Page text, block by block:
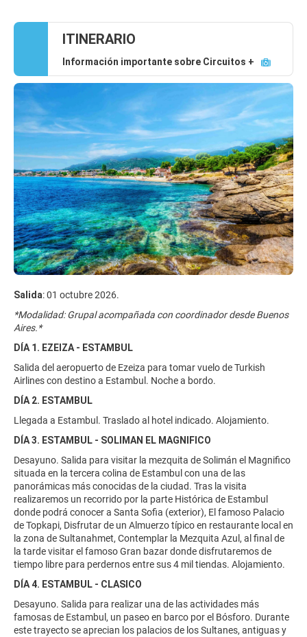
ITINERARIO
Información importante sobre Circuitos +
Salida: 01 octubre 2026.
*Modalidad: Grupal acompañada con coordinador desde Buenos
Aires.*
DÍA 1. EZEIZA - ESTAMBUL
Salida del aeropuerto de Ezeiza para tomar vuelo de Turkish
Airlines con destino a Estambul. Noche a bordo.
DÍA 2. ESTAMBUL
Llegada a Estambul. Traslado al hotel indicado. Alojamiento.
DÍA 3. ESTAMBUL - SOLIMAN EL MAGNIFICO
Desayuno. Salida para visitar la mezquita de Solimán el Magnifico
situada en la tercera colina de Estambul con una de las
panorámicas más conocidas de la ciudad. Tras la visita
realizaremos un recorrido por la parte Histórica de Estambul
donde podrá conocer a Santa Sofia (exterior), El famoso Palacio
de Topkapi, Disfrutar de un Almuerzo típico en restaurante local en
la zona de Sultanahmet, Contemplar la Mezquita Azul, al final de
la tarde visitar el famoso Gran bazar donde disfrutaremos de
tiempo libre para perdernos entre sus 4 mil tiendas. Alojamiento.
DÍA 4. ESTAMBUL - CLASICO
Desayuno. Salida para realizar una de las actividades más
famosas de Estambul, un paseo en barco por el Bósforo. Durante
este trayecto se aprecian los palacios de los Sultanes, antiguas y